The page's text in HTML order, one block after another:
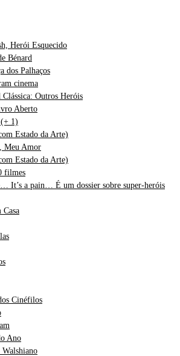
Herói Esquecido
Bénard
dos Palhaços
cinema
Outros Heróis
Aberto
1)
Estado da Arte)
Meu Amor
Estado da Arte)
filmes
It’s a pain… É um dossier sobre super-heróis
Casa
Cinéfilos
Ano